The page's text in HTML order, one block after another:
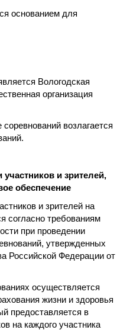
основанием для
Вологодская
организация
возлагается
участников и зрителей,
обеспечение
и зрителей на
согласно требованиям
при проведении
утвержденных
Российской Федерации от
осуществляется
жизни и здоровья
предоставляется в
на каждого участника